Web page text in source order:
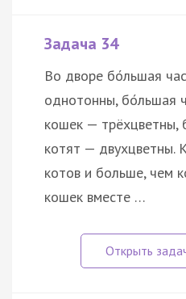
Задача 34
Во дворе бо́льшая
однотонны, бо́льшая
кошек — трёхцветны,
котят — двухцветны.
котов и больше, чем
кошек вместе …